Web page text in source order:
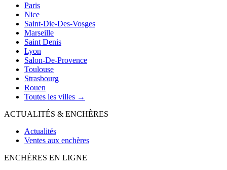
Paris
Nice
Saint-Die-Des-Vosges
Marseille
Saint Denis
Lyon
Salon-De-Provence
Toulouse
Strasbourg
Rouen
Toutes les villes →
ACTUALITÉS & ENCHÈRES
Actualités
Ventes aux enchères
ENCHÈRES EN LIGNE